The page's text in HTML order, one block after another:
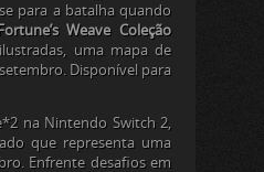
para a batalha quando
Weave Coleção
uma mapa de
Disponível para
na Nintendo Switch 2,
que representa uma
Enfrente desafios em